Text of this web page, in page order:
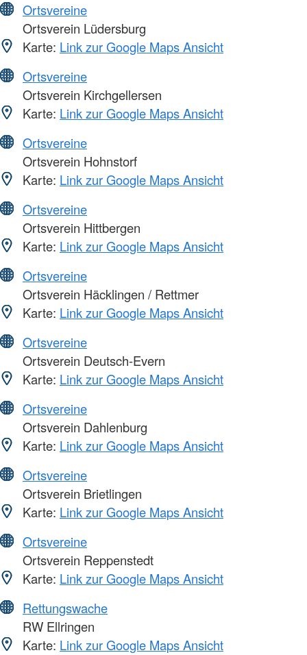
Ortsvereine
Ortsverein Lüdersburg
Karte: Link zur Google Maps Ansicht
Ortsvereine
Ortsverein Kirchgellersen
Karte: Link zur Google Maps Ansicht
Ortsvereine
Ortsverein Hohnstorf
Karte: Link zur Google Maps Ansicht
Ortsvereine
Ortsverein Hittbergen
Karte: Link zur Google Maps Ansicht
Ortsvereine
Ortsverein Häcklingen / Rettmer
Karte: Link zur Google Maps Ansicht
Ortsvereine
Ortsverein Deutsch-Evern
Karte: Link zur Google Maps Ansicht
Ortsvereine
Ortsverein Dahlenburg
Karte: Link zur Google Maps Ansicht
Ortsvereine
Ortsverein Brietlingen
Karte: Link zur Google Maps Ansicht
Ortsvereine
Ortsverein Reppenstedt
Karte: Link zur Google Maps Ansicht
Rettungswache
RW Ellringen
Karte: Link zur Google Maps Ansicht